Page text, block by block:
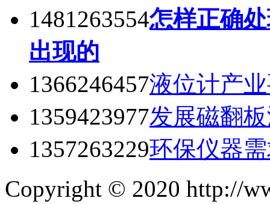
1481263554怎样正确
出现的
1366246457液位计产
1359423977发展磁翻
1357263229环保仪器
Copyright © 2020 http://